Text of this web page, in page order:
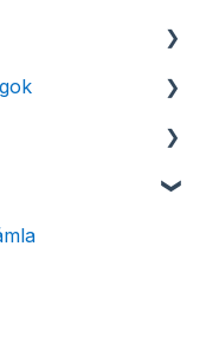
első lépések